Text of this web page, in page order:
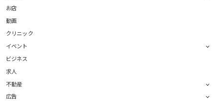
お店
動画
クリニック
イベント
ビジネス
求人
不動産
広告